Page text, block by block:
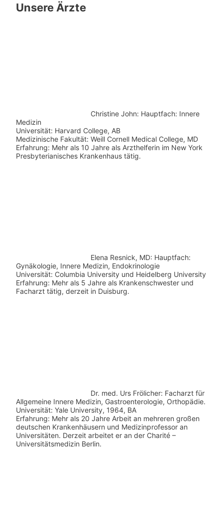
Unsere Ärzte
Christine John: Hauptfach: Innere
Medizin
Universität: Harvard College, AB
Medizinische Fakultät: Weill Cornell Medical College, MD
Erfahrung: Mehr als 10 Jahre als Arzthelferin im New York
Presbyterianisches Krankenhaus tätig.
Elena Resnick, MD: Hauptfach:
Gynäkologie, Innere Medizin, Endokrinologie
Universität: Columbia University und Heidelberg University
Erfahrung: Mehr als 5 Jahre als Krankenschwester und
Facharzt tätig, derzeit in Duisburg.
Dr. med. Urs Frölicher: Facharzt für
Allgemeine Innere Medizin, Gastroenterologie, Orthopädie.
Universität: Yale University, 1964, BA
Erfahrung: Mehr als 20 Jahre Arbeit an mehreren großen
deutschen Krankenhäusern und Medizinprofessor an
Universitäten. Derzeit arbeitet er an der Charité –
Universitätsmedizin Berlin.